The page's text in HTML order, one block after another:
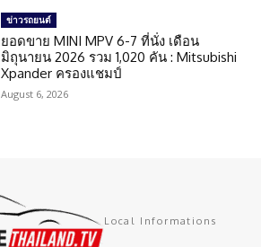
ข่าวรถยนต์
ยอดขาย MINI MPV 6-7 ที่นั่ง เดือน
มิถุนายน 2026 รวม 1,020 คัน : Mitsubishi
Xpander ครองแชมป์
August 6, 2026
Local Informations